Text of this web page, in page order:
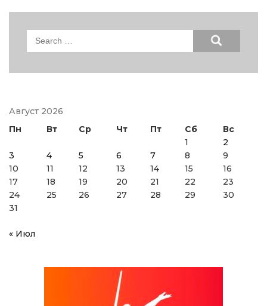
Search
Август 2026
Пн
Вт Ср Чт Пт Сб
Вс
1
2
3
4 5 6 7 8
9
10
11 12 13 14 15
16
17
18 19 20 21 22
23
24
25 26 27 28 29
30
31
« Июл